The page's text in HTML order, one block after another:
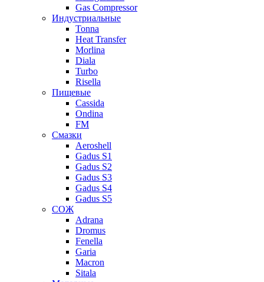
Gas Compressor
Индустриальные
Tonna
Heat Transfer
Morlina
Diala
Turbo
Risella
Пищевые
Cassida
Ondina
FM
Смазки
Aeroshell
Gadus S1
Gadus S2
Gadus S3
Gadus S4
Gadus S5
СОЖ
Adrana
Dromus
Fenella
Garia
Macron
Sitala